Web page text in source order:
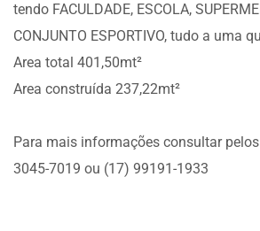
tendo FACULDADE, ESCOLA,
CONJUNTO ESPORTIVO, tudo a uma
Area total 401,50mt²
Area construída 237,22mt²
Para mais informações consultar
3045-7019 ou (17) 99191-1933